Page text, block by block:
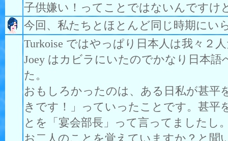
子供嫌い！ってことではないんですけ
今回、私たちとほとんど同じ時期にい
Turkoise ではやっぱり日本人は我々２
Joey はカビラにいたのでかなり日本
た。
おもしろかったのは、ある日私が甚平
きです！」っていったことです。甚平
とを「宴会部長」って言ってましたし
お二人のことを覚えていますか？と聞